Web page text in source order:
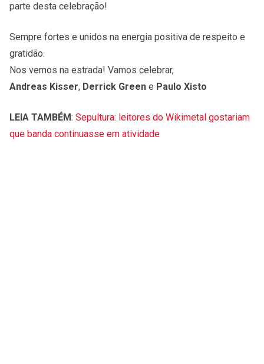
parte desta celebração!
Sempre fortes e unidos na energia positiva de respeito e
gratidão.
Nos vemos na estrada! Vamos celebrar,
Andreas Kisser, Derrick Green e Paulo Xisto
LEIA TAMBÉM: Sepultura: leitores do Wikimetal gostariam
que banda continuasse em atividade